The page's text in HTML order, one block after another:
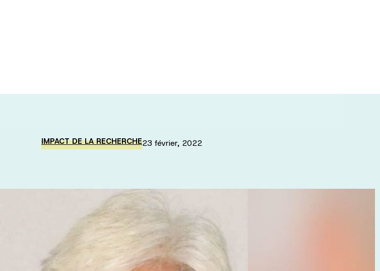
: Un projet met en
dans la santé
IMPACT DE LA RECHERCHE23 février, 2022